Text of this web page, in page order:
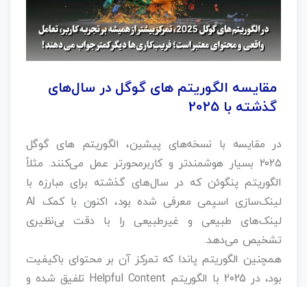
مقایسه الگوریتم‌ های گوگل در سال‌های
گذشته با 2025
در مقایسه با نسخه‌های پیشین، الگوریتم‌ های گوگل
۲۰۲۵ بسیار هوشمندتر و کاربرمحورتر عمل می‌کنند. مثلاً
الگوریتم پنگوئن که در سال‌های گذشته برای مبارزه با
لینک‌سازی اسپمی معرفی شده بود، اکنون با کمک AI
لینک‌های طبیعی و غیرطبیعی را با دقت بی‌نظیری
تشخیص می‌دهد.
همچنین الگوریتم پاندا که تمرکز آن بر محتوای باکیفیت
بود، در 2025 با الگوریتم Helpful Content تلفیق شده و